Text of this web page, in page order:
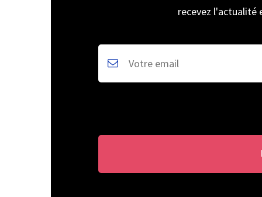
recevez l'actualité